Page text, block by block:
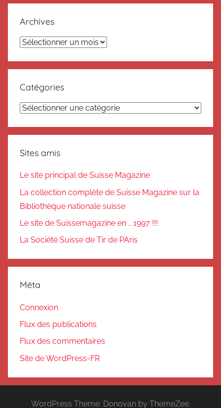
Archives
Archives
Catégories
Catégories
Sites amis
Le site principal de Suisse Magazine
La collection complète de Suisse Magazine sur la
Bibliothèque nationale suisse
Le site de Suissemagazine en .. 1997 !!!
La Société Suisse de Tir de PAris
Méta
Connexion
Flux des publications
Flux des commentaires
Site de WordPress-FR
WordPress Theme: Donovan by ThemeZee.